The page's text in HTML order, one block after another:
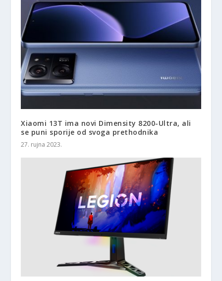
Xiaomi 13T ima novi Dimensity 8200-Ultra, ali
se puni sporije od svoga prethodnika
27. rujna 2023.